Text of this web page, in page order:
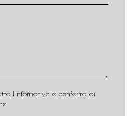
l'informativa e confermo di